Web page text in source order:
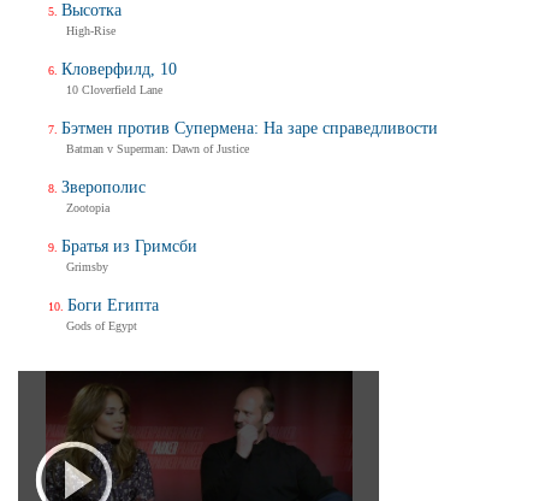
Высотка
High-Rise
Кловерфилд, 10
10 Cloverfield Lane
Бэтмен против Супермена: На заре справедливости
Batman v Superman: Dawn of Justice
Зверополис
Zootopia
Братья из Гримсби
Grimsby
Боги Египта
Gods of Egypt